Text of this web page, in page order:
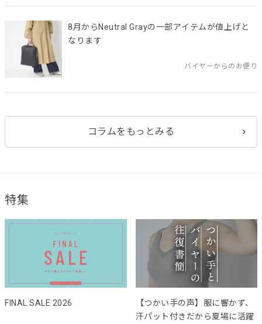
8月からNeutral Grayの一部アイテムが値上げと
なります
バイヤーからのお便り
コラムをもっとみる
特集
FINAL SALE 2026
【つかい手の声】服に響かず、
汗パット付きだから夏場に活躍